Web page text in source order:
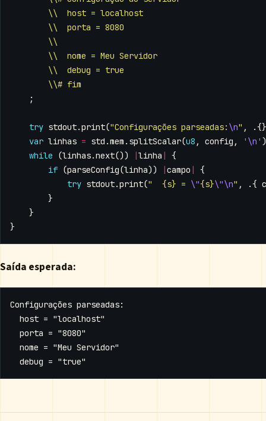
\\  host = localhost
\\  porta = 8080
\\
\\  nome = Meu Servidor
\\  debug = true
\\# fim
;
try stdout.print("Configurações parseadas: \n" ,
var linhas = std .mem . splitScalar(u8 , config , '\n'
while
(linhas.next()) |linha |
{
if (parseConfig(linha)) |campo |
{
try stdout.print("  {s} = \"{s}\"\n" , .{
}
}
}
Saída esperada: